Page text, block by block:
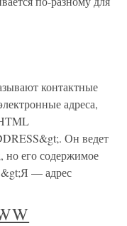
контактные
адреса,
Он ведет
но его содержимое
— адрес